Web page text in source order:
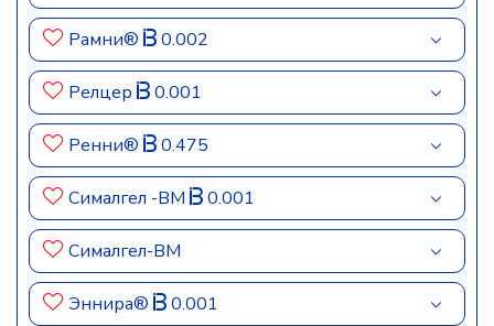
Рамни® 0.002
Релцер 0.001
Ренни® 0.475
Сималгел -ВМ 0.001
Сималгел-ВМ
Эннира® 0.001